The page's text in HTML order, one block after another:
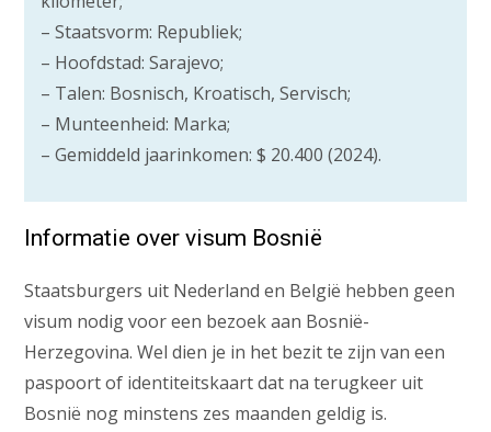
– Staatsvorm: Republiek;
– Hoofdstad: Sarajevo;
– Talen: Bosnisch, Kroatisch, Servisch;
– Munteenheid: Marka;
– Gemiddeld jaarinkomen: $ 20.400 (2024).
Informatie over visum Bosnië
Staatsburgers uit Nederland en België hebben geen
visum nodig voor een bezoek aan Bosnië-
Herzegovina. Wel dien je in het bezit te zijn van een
paspoort of identiteitskaart dat na terugkeer uit
Bosnië nog minstens zes maanden geldig is.